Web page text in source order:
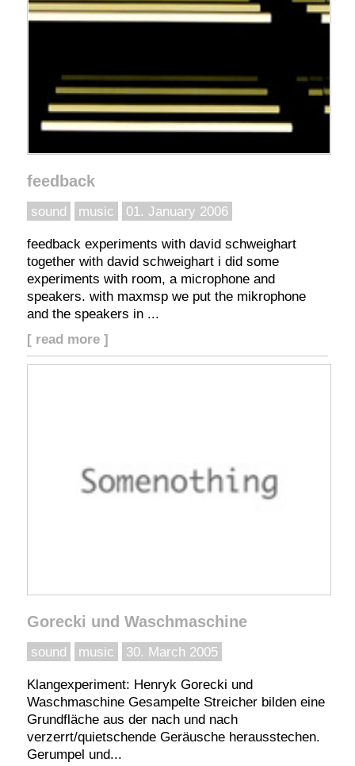
feedback
sound music 01. January 2006
feedback experiments with david schweighart
together with david schweighart i did some
experiments with room, a microphone and
speakers. with maxmsp we put the mikrophone
and the speakers in ...
[ read more ]
Gorecki und Waschmaschine
sound music 30. March 2005
Klangexperiment: Henryk Gorecki und
Waschmaschine Gesampelte Streicher bilden eine
Grundfläche aus der nach und nach
verzerrt/quietschende Geräusche herausstechen.
Gerumpel und...